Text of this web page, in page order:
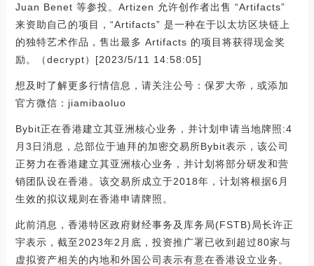
Juan Benet 等参投。Artizen 允许创作者出售 “Artifacts”
来资助自己的项目，“Artifacts” 是一种在于以太坊区块链上
的独特艺术作品，售出最多 Artifacts 的项目将获得现金奖
励。（decrypt）[2023/5/11 14:58:05]
想及时了解更多行情信息，请关注公号：保罗大帝，或添加
官方微信：jiamibaoluo
Bybit正在香港建立其亚洲核心业务，并计划申请当地牌照:4
月3日消息，总部位于迪拜的加密交易所Bybit表示，该公司
正努力在香港建立其亚洲核心业务，并计划将部分研发和营
销团队设在香港。该交易所成立于2018年，计划将根据6月
生效的拟议规则在香港申请牌照。
此前消息，香港特区政府财经事务及库务局(FSTB)局长许正
宇表示，截至2023年2月底，投资推广署已收到超过80家与
虚拟资产相关的内地和外国公司表示有意在香港设立业务。